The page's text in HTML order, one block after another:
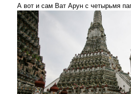
А вот и сам Ват Арун с четырьмя